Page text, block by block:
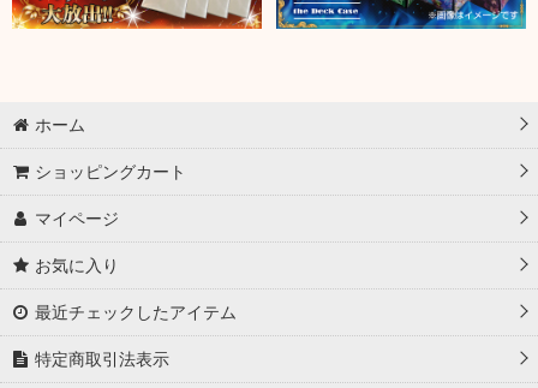
ホーム
ショッピングカート
マイページ
お気に入り
最近チェックしたアイテム
特定商取引法表示